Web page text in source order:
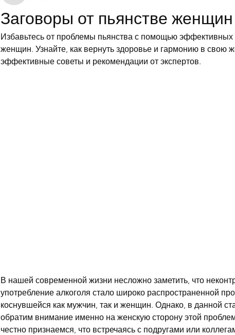
Заговоры от пьянстве женщин
Избавьтесь от проблемы пьянства с помощью эффективных
женщин. Узнайте, как вернуть здоровье и гармонию в свою
эффективные советы и рекомендации от экспертов.
В нашей современной жизни несложно заметить, что
употребление алкоголя стало широко распространенной
коснувшейся как мужчин, так и женщин. Однако, в данной
обратим внимание именно на женскую сторону этой
честно признаемся, что встречаясь с подругами или